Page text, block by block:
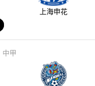
上海申花
中甲